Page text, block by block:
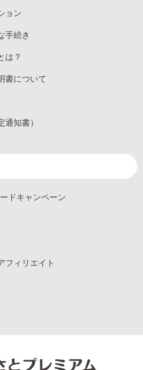
ョン
手続き
は？
書について
通知書）
ドキャンペーン
フィリエイト